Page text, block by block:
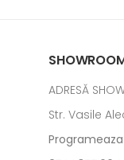
ADRESĂ
Str. Vasile